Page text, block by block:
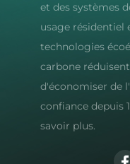
et des systèmes
usage résidentiel
technologies
carbone
d'économiser de
confiance depuis
savoir plus.